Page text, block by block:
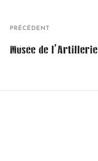
PRÉCÉDENT
Musée de l’Artillerie